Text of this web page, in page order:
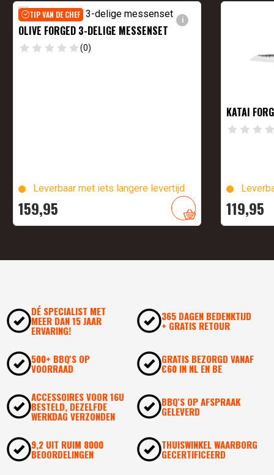
i
TIP VAN DE CHEF
OLIVE FORGED 3-DELIGE MESSENSET
(0)
Leverbaar met iets langere levertijd
159,95
KATAI
119,95
DÉ SPECIALIST MET
MEER DAN 15 JAAR
ERVARING!
365 DAGEN BEDENKTIJD
+ GRATIS RETOUR
500+ BBQ'S OP
VOORRAAD
GRATIS BEZORGD VANAF
€60 IN NL EN BE
ACCESSOIRES VOOR 16U
BESTELD, DEZELFDE
WERKDAG VERZONDEN
BBQ'S OP AFSPRAAK
GELEVERD
9,2 UIT RUIM 8000
BEOORDELINGEN
THUISWINKEL WAARBORG
GECERTIFICEERD